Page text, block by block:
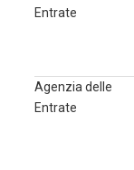
Entrate
Agenzia delle
Entrate